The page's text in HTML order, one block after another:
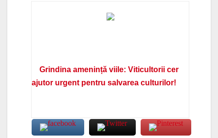
Grindina amenință viile: Viticultorii cer
ajutor urgent pentru salvarea culturilor!